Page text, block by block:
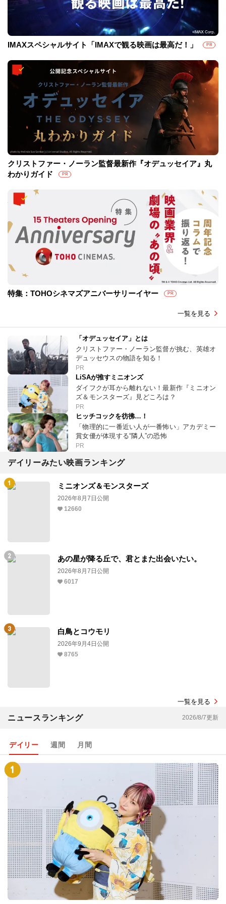
IMAXスペシャルサイト「IMAXで観る映画は最高だ！」 PR
クリストファー・ノーラン監督最新作『オデュッセイア』丸
わかりガイド
PR
特集：TOHOシネマズアニバーサリーイヤー PR
一覧を見る
「オデュッセイア」とは
クリストファー・ノーラン監督が挑む、英雄オ
デュッセウスの物語を知る！
PR
LiSAが推すミニオンズ
ダイフクが耳から離れない！最新作『ミニオン
ズ＆モンスターズ』見どころは？
PR
ヒッチコックを彷彿…！
「物理的に一番近い人が一番怖い」アカデミー
賞女優が体現する“隣人”の恐怖
PR
デイリーみたい映画ランキング
ミニオンズ＆モンスターズ
2026年8月7日公開
12660
あの星が降る丘で、君とまた出会いたい。
2026年8月7日公開
6017
白鳥とコウモリ
2026年9月4日公開
8765
一覧を見る
ニュースランキング 2026/8/7更新
デイリー 週間 月間